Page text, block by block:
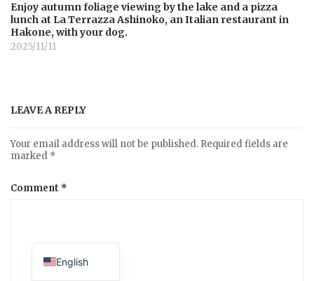
Enjoy autumn foliage viewing by the lake and a pizza
lunch at La Terrazza Ashinoko, an Italian restaurant in
Hakone, with your dog.
2025/11/11
LEAVE A REPLY
Your email address will not be published. Required fields are
marked *
Comment *
English